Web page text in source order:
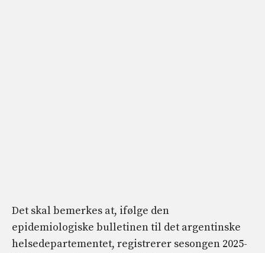
Det skal bemerkes at, ifølge den
epidemiologiske bulletinen til det argentinske
helsedepartementet, registrerer sesongen 2025-